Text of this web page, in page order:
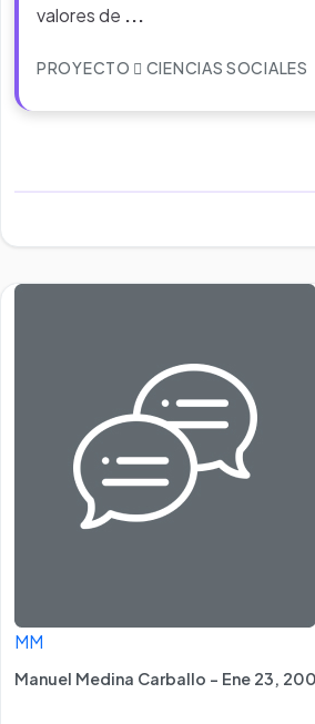
valores de ...
PROYECTO CIENCIAS SOCIALES
MM
Manuel Medina Carballo - Ene 23,